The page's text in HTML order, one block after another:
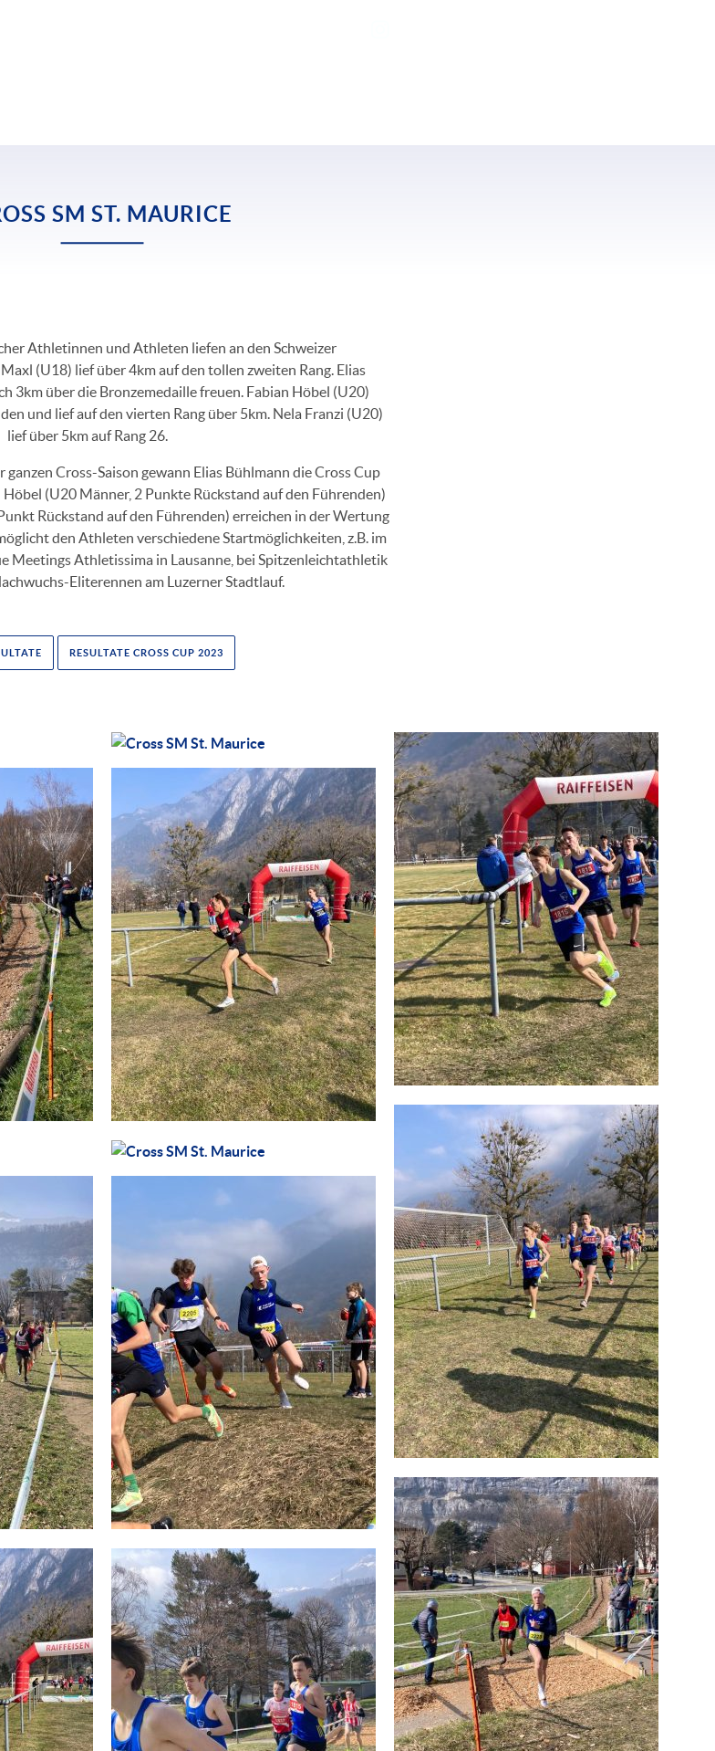
SM ST. MAURICE
Athletinnen und Athleten liefen an den Schweizer
(U18) lief über 4km auf den tollen zweiten Rang. Elias
3km über die Bronzemedaille freuen. Fabian Höbel (U20)
und lief auf den vierten Rang über 5km. Nela Franzi (U20)
lief über 5km auf Rang 26.
Cross-Saison gewann Elias Bühlmann die Cross Cup
(U20 Männer, 2 Punkte Rückstand auf den Führenden)
Rückstand auf den Führenden) erreichen in der Wertung
den Athleten verschiedene Startmöglichkeiten, z.B. im
Meetings Athletissima in Lausanne, bei Spitzenleichtathletik
Eliterennen am Luzerner Stadtlauf.
RESULTATE CROSS CUP 2023